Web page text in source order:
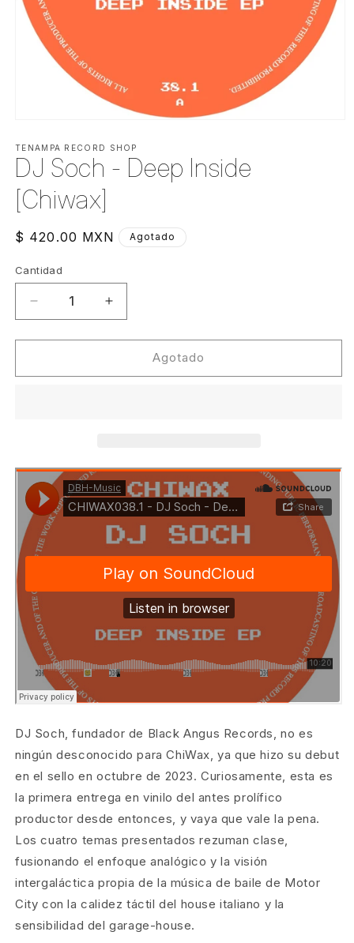
multimedia
1
ventana
modal
TENAMPA RECORD SHOP
DJ Soch - Deep Inside
[Chiwax]
Precio
$ 420.00 MXN Agotado
Cantidad
Cantidad
Reducir
cantidad
para
Soch
Aumentar
cantidad
para
Soch
Agotado
DJ Soch, fundador de Black Angus Records, no es
ningún desconocido para ChiWax, ya que hizo su debut
en el sello en octubre de 2023. Curiosamente, esta es
la primera entrega en vinilo del antes prolífico
productor desde entonces, y vaya que vale la pena.
Los cuatro temas presentados rezuman clase,
fusionando el enfoque analógico y la visión
intergaláctica propia de la música de baile de Motor
City con la calidez táctil del house italiano y la
sensibilidad del garage-house.